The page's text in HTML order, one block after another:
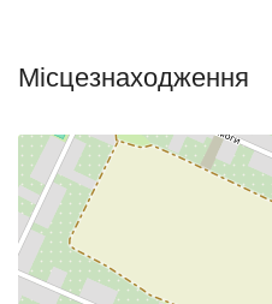
Місцезнаходження